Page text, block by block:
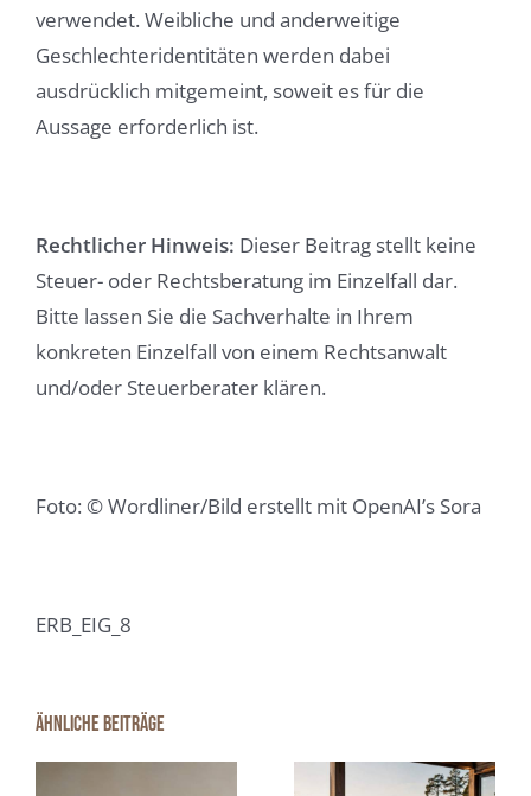
verwendet. Weibliche und anderweitige
Geschlechteridentitäten werden dabei
ausdrücklich mitgemeint, soweit es für die
Aussage erforderlich ist.
Rechtlicher Hinweis: Dieser Beitrag stellt keine
Steuer- oder Rechtsberatung im Einzelfall dar.
Bitte lassen Sie die Sachverhalte in Ihrem
konkreten Einzelfall von einem Rechtsanwalt
und/oder Steuerberater klären.
Foto: © Wordliner/Bild erstellt mit OpenAI’s Sora
ERB_EIG_8
Ähnliche BeiträgeFeriendomizil
Haustechnik